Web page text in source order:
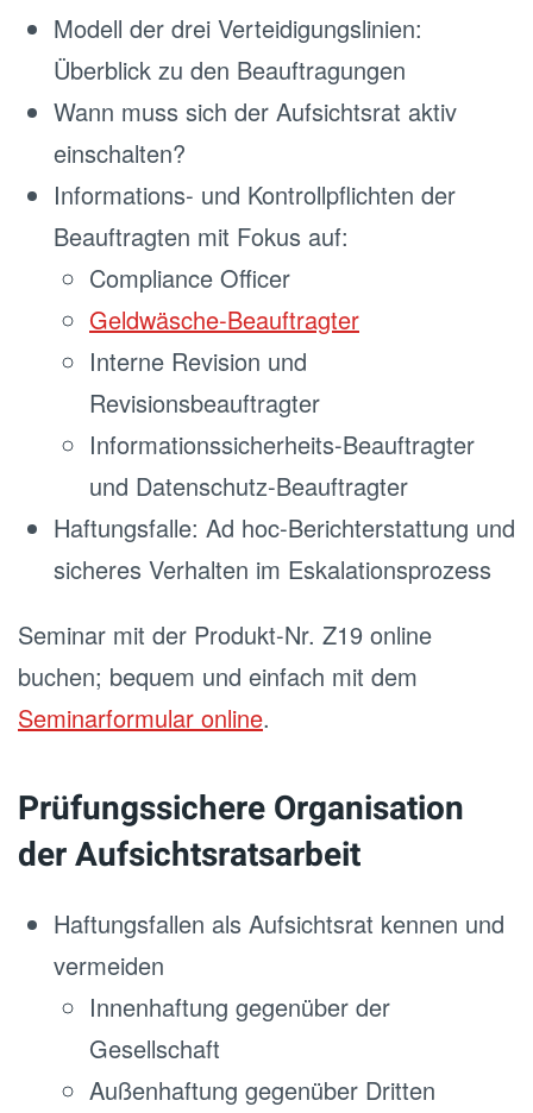
Modell der drei Verteidigungslinien:
Überblick zu den Beauftragungen
Wann muss sich der Aufsichtsrat aktiv
einschalten?
Informations- und Kontrollpflichten der
Beauftragten mit Fokus auf:
Compliance Officer
Geldwäsche-Beauftragter
Interne Revision und
Revisionsbeauftragter
Informationssicherheits-Beauftragter
und Datenschutz-Beauftragter
Haftungsfalle: Ad hoc-Berichterstattung und
sicheres Verhalten im Eskalationsprozess
Seminar mit der Produkt-Nr. Z19 online
buchen; bequem und einfach mit dem
Seminarformular online.
Prüfungssichere Organisation
der Aufsichtsratsarbeit
Haftungsfallen als Aufsichtsrat kennen und
vermeiden
Innenhaftung gegenüber der
Gesellschaft
Außenhaftung gegenüber Dritten